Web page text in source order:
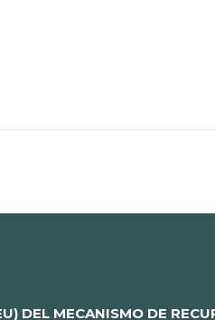
DEL MECANISMO DE